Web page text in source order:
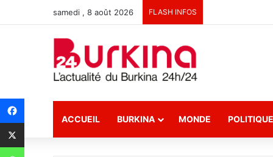
samedi , 8 août 2026 FLASH INFOS
ACCUEIL BURKINA MONDE POLITIQUE